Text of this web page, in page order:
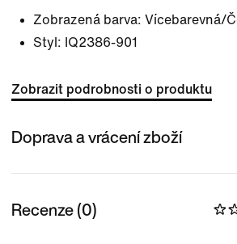
Zobrazená barva: Vícebarevná/
Styl: IQ2386-901
Zobrazit podrobnosti o produktu
Doprava a vrácení zboží
Recenze (0)